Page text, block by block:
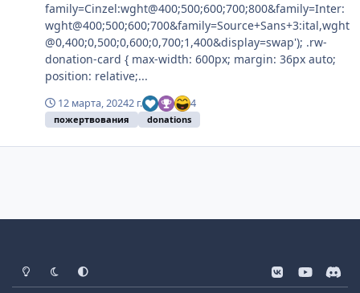
family=Cinzel:wght@400;500;600;700;800&family=Inter:
wght@400;500;600;700&family=Source+Sans+3:ital,wght
@0,400;0,500;0,600;0,700;1,400&display=swap'); .rw-
donation-card { max-width: 600px; margin: 36px auto;
position: relative;...
12 марта, 20242 г. 4
пожертвования donations
Light ModeDark ModeSystem Preference
k
o
d
i